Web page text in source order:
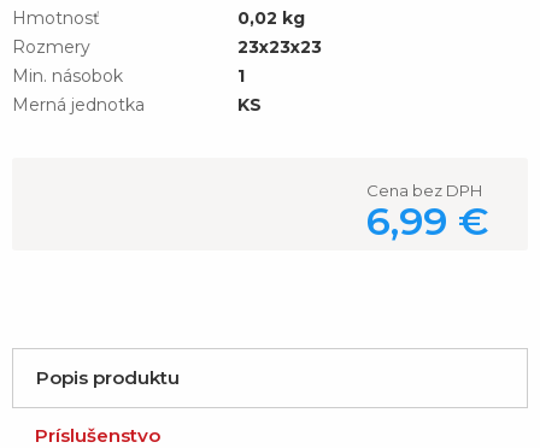
2.109 v rozsahu priemerov O 12–108 mm . Systém j
Hmotnosť
0,02 kg
Rozmery
23x23x23
Min. násobok
1
Merná jednotka
KS
Cena bez DPH
6,99 €
Popis produktu
Príslušenstvo